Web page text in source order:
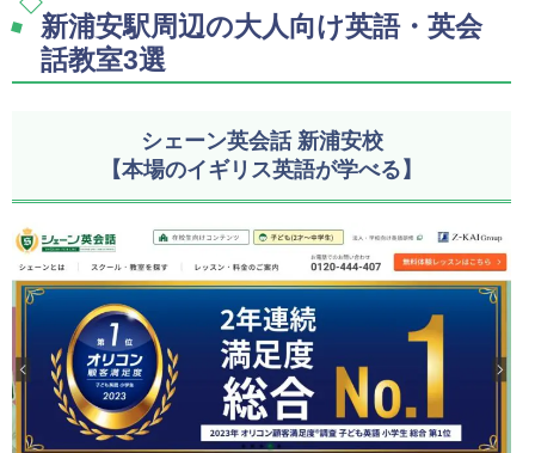
新浦安駅周辺の大人向け英語・英会
話教室3選
シェーン英会話 新浦安校
【本場のイギリス英語が学べる】